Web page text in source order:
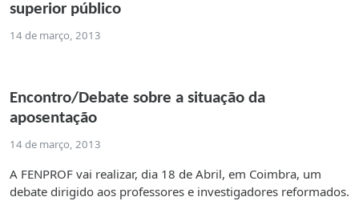
superior público
14 de março, 2013
Encontro/Debate sobre a situação da
aposentação
14 de março, 2013
A FENPROF vai realizar, dia 18 de Abril, em Coimbra, um
debate dirigido aos professores e investigadores reformados.